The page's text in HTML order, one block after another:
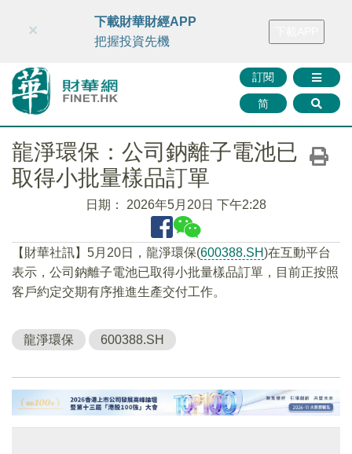
財華智庫網 FINTV FINMETA 財華證券 媒體矩陣
訂閱
简
×
下載財華財經APP
把握投資先機
龍淨環保：公司鈉離子電池已
取得小批量樣品訂單
日期： 2026年5月20日 下午2:28
【財華社訊】5月20日，龍淨環保(600388.SH)在互動平台
表示，公司鈉離子電池已取得小批量樣品訂單，目前正按照
客戶約定交期有序推進生產交付工作。
龍淨環保 600388.SH